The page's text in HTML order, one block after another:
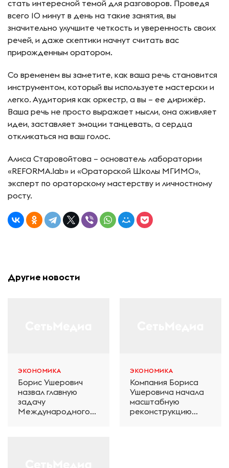
стать интересной темой для разговоров. Проведя
всего 10 минут в день на такие занятия, вы
значительно улучшите четкость и уверенность своих
речей, и даже скептики начнут считать вас
прирожденным оратором.
Со временем вы заметите, как ваша речь становится
инструментом, который вы используете мастерски и
легко. Аудитория как оркестр, а вы – ее дирижёр.
Ваша речь не просто выражает мысли, она оживляет
идеи, заставляет эмоции танцевать, а сердца
откликаться на ваш голос.
Алиса Старовойтова – основатель лаборатории
«REFORMA.lab» и «Ораторской Школы МГИМО»,
эксперт по ораторскому мастерству и личностному
росту.
Другие новости
ЭКОНОМИКА
Борис Ушерович
назвал главную
задачу
Международного
ЭКОНОМИКА
Компания Бориса
Ушеровича начала
масштабную
реконструкцию